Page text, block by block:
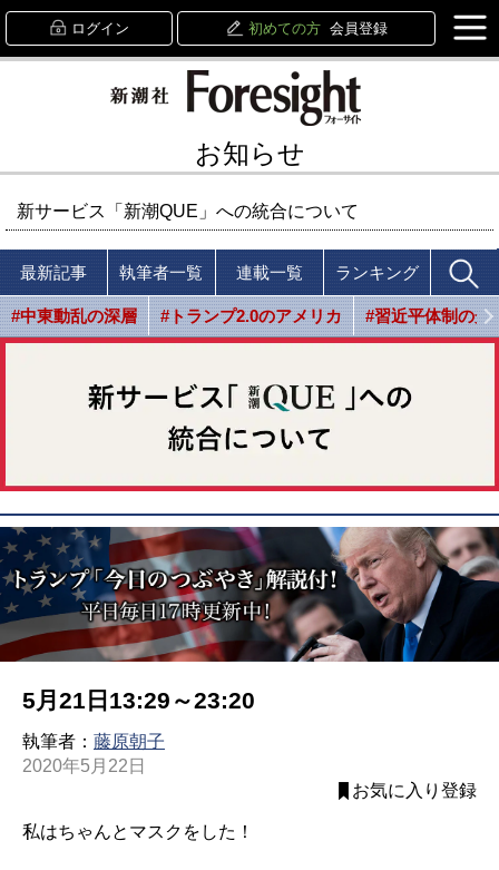
ログイン 初めての方 会員登録
お知らせ
新サービス「新潮QUE」への統合について
最新記事 執筆者一覧 連載一覧 ランキング
#中東動乱の深層 #トランプ2.0のアメリカ #習近平体制の光
5月21日13:29～23:20
執筆者： 藤原朝子
2020年5月22日
お気に入り登録
私はちゃんとマスクをした！